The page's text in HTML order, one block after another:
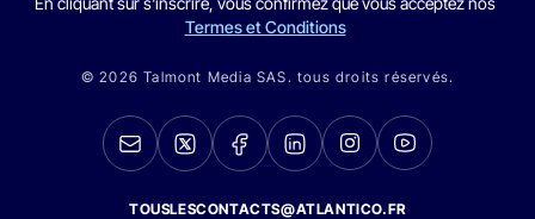
Termes et Conditions
© 2026 Talmont Media SAS. tous droits réservés.
TOUSLESCONTACTS@ATLANTICO.FR